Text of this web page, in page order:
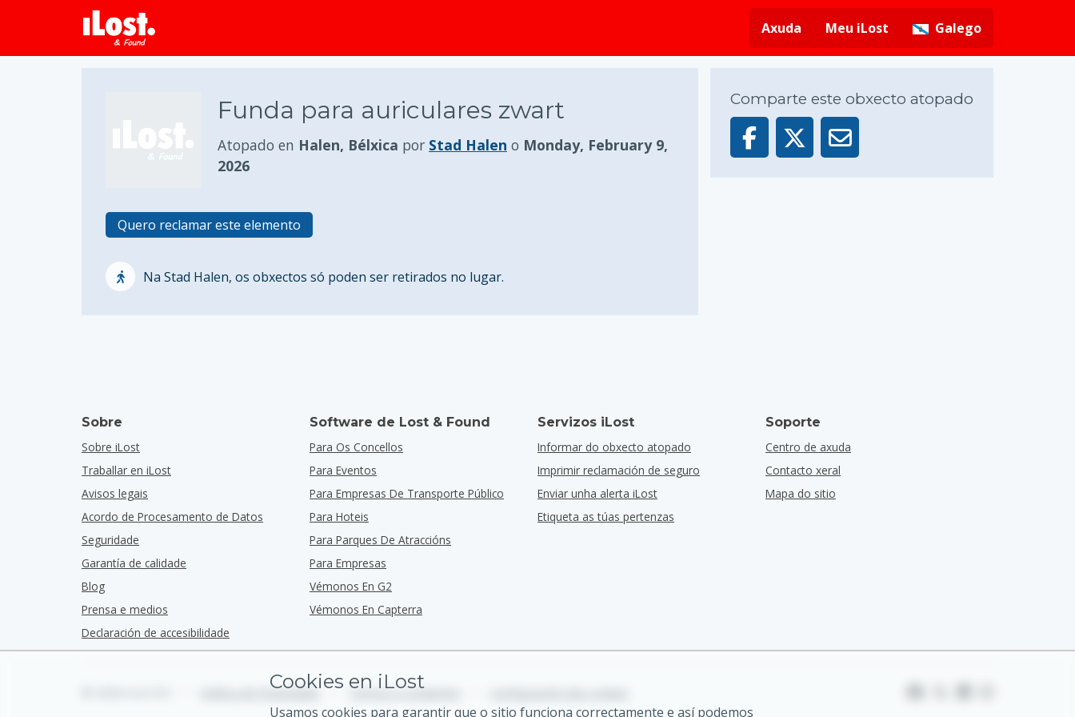
Axuda Meu iLost Galego
Funda para auriculares zwart
Atopado en Halen, Bélxica por Stad Halen o Monday, February 9,
2026
Quero reclamar este elemento
Na Stad Halen, os obxectos só poden ser retirados no lugar.
Comparte este obxecto atopado
Sobre
Sobre iLost
Traballar en iLost
Avisos legais
Acordo de Procesamento de Datos
Seguridade
Garantía de calidade
Blog
Prensa e medios
Declaración de accesibilidade
Software de Lost & Found
Para Os Concellos
Para Eventos
Para Empresas De Transporte Público
Para Hoteis
Para Parques De Atraccións
Para Empresas
Vémonos En G2
Vémonos En Capterra
Servizos iLost
Informar do obxecto atopado
Imprimir reclamación de seguro
Enviar unha alerta iLost
Etiqueta as túas pertenzas
Soporte
Centro de axuda
Contacto xeral
Mapa do sitio
Política de Privacidade • Termos e Condicións
Cookies en iLost
Usamos cookies para garantir que o sitio funciona correctamente e así podemos